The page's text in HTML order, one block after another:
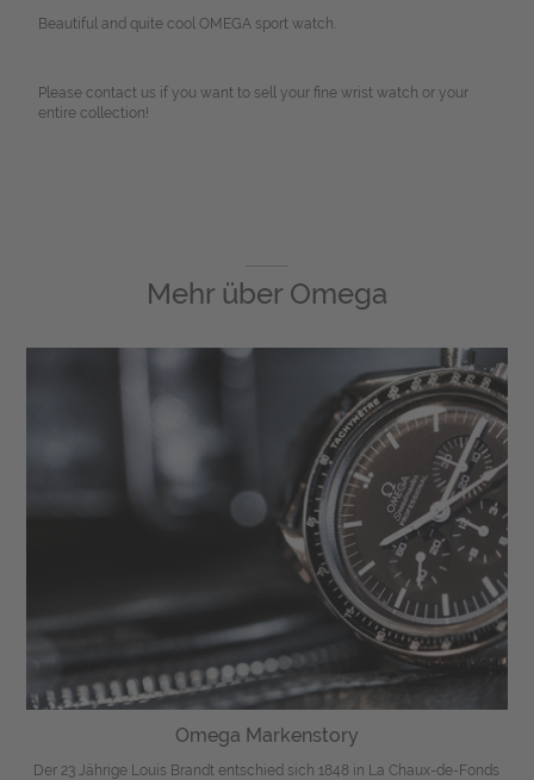
Beautiful and quite cool OMEGA sport watch.
Please contact us if you want to sell your fine wrist watch or your
entire collection!
Mehr über Omega
Omega Markenstory
Der 23 Jährige Louis Brandt entschied sich 1848 in La Chaux-de-Fonds